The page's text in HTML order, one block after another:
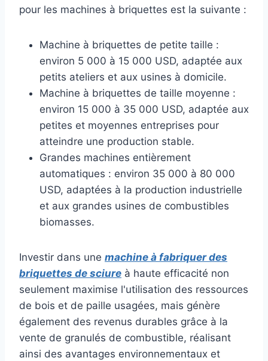
pour les machines à briquettes est la suivante :
Machine à briquettes de petite taille :
environ 5 000 à 15 000 USD, adaptée aux
petits ateliers et aux usines à domicile.
Machine à briquettes de taille moyenne :
environ 15 000 à 35 000 USD, adaptée aux
petites et moyennes entreprises pour
atteindre une production stable.
Grandes machines entièrement
automatiques : environ 35 000 à 80 000
USD, adaptées à la production industrielle
et aux grandes usines de combustibles
biomasses.
Investir dans une machine à fabriquer des
briquettes de sciure à haute efficacité non
seulement maximise l'utilisation des ressources
de bois et de paille usagées, mais génère
également des revenus durables grâce à la
vente de granulés de combustible, réalisant
ainsi des avantages environnementaux et